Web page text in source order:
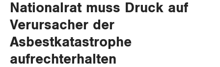
THEMEN
ARBEIT
Nationalrat muss Druck auf
Verursacher der
Asbestkatastrophe
aufrechterhalten